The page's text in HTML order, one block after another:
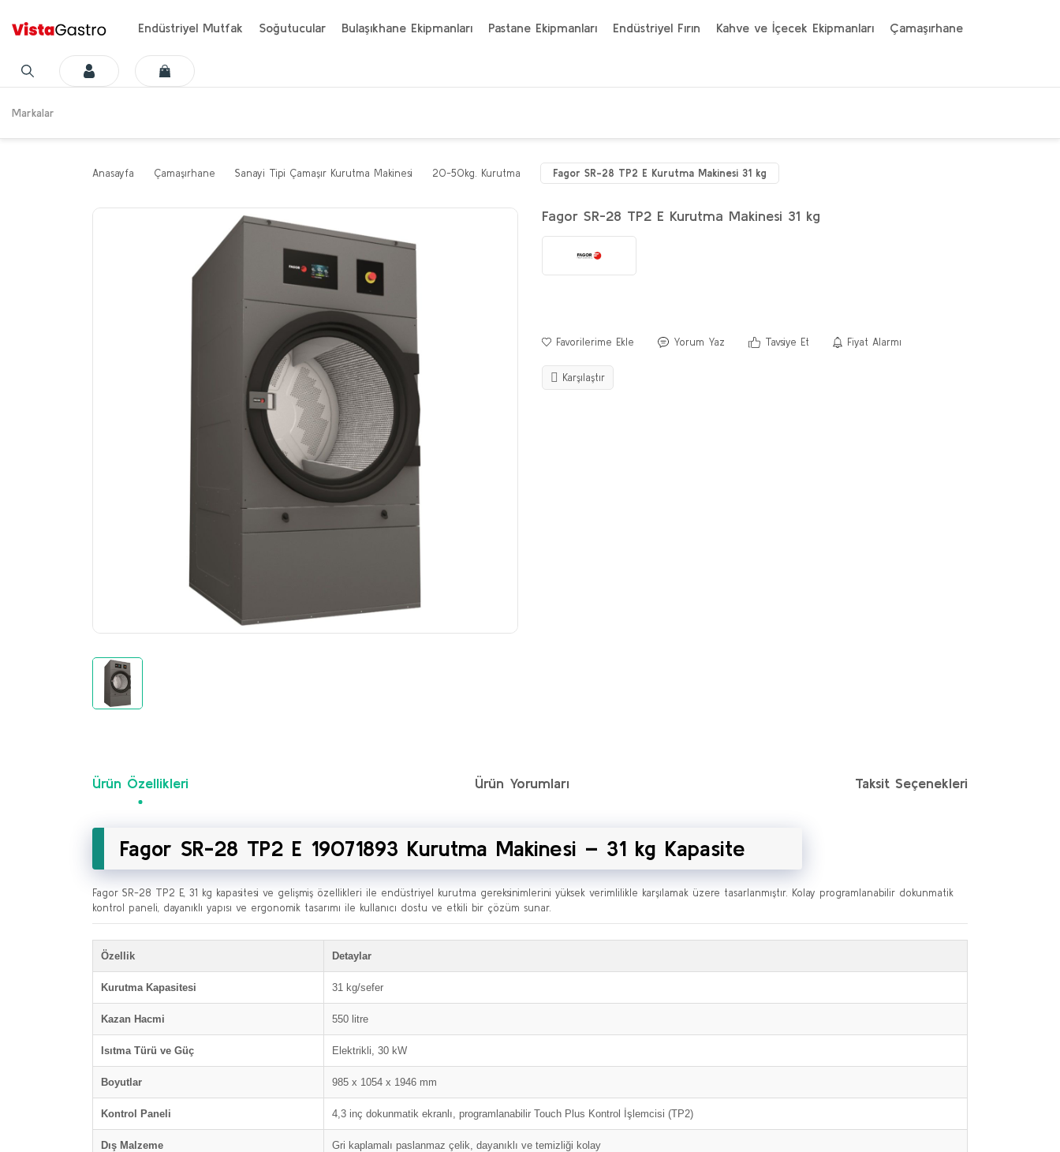
Endüstriyel Mutfak Soğutucular Bulaşıkhane Ekipmanları Pastane Ekipmanları Endüstriyel Fırın Kahve ve İçecek Ekipmanları Çamaşırhane
Markalar
Anasayfa Çamaşırhane Sanayi Tipi Çamaşır Kurutma Makinesi 20-50kg. Kurutma Fagor SR-28 TP2 E Kurutma Makinesi 31 kg
Fagor SR-28 TP2 E Kurutma Makinesi 31 kg
Yorum Yaz Tavsiye Et Fiyat Alarmı
Karşılaştır
Ürün Özellikleri Ürün Yorumları Taksit Seçenekleri
Fagor SR-28 TP2 E 19071893 Kurutma Makinesi – 31 kg Kapasite
Fagor SR-28 TP2 E, 31 kg kapasitesi ve gelişmiş özellikleri ile endüstriyel kurutma gereksinimlerini yüksek verimlilikle karşılamak üzere tasarlanmıştır. Kolay programlanabilir dokunmatik
kontrol paneli, dayanıklı yapısı ve ergonomik tasarımı ile kullanıcı dostu ve etkili bir çözüm sunar.
Özellik Detaylar
Kurutma Kapasitesi 31 kg/sefer
Kazan Hacmi 550 litre
Isıtma Türü ve Güç Elektrikli, 30 kW
Boyutlar 985 x 1054 x 1946 mm
Kontrol Paneli 4,3 inç dokunmatik ekranlı, programlanabilir Touch Plus Kontrol İşlemcisi (TP2)
Dış Malzeme Gri kaplamalı paslanmaz çelik, dayanıklı ve temizliği kolay